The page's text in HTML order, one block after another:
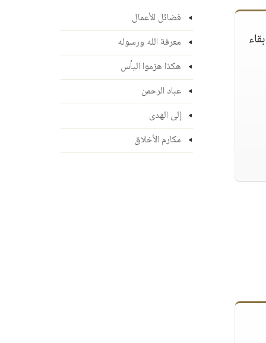
فضائل الأعمال
معرفة الله ورسوله
هكذا هزموا اليأس
عباد الرحمن
إلى الهدى
مكارم الأخلاق